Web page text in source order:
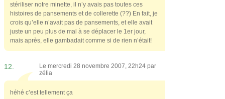
stériliser notre minette, il n’y avais pas toutes ces
histoires de pansements et de collerette (??) En fait, je
crois qu’elle n’avait pas de pansements, et elle avait
juste un peu plus de mal à se déplacer le 1er jour,
mais après, elle gambadait comme si de rien n’était!
12.
Le mercredi 28 novembre 2007, 22h24 par
zélia
héhé c’est tellement ça